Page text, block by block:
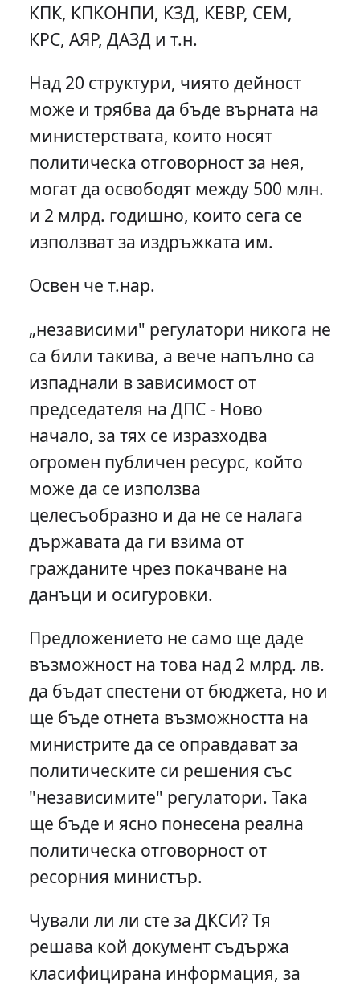
КПК, КПКОНПИ, КЗД, КЕВР, СЕМ,
КРС, АЯР, ДАЗД и т.н.
Над 20 структури, чиято дейност
може и трябва да бъде върната на
министерствата, които носят
политическа отговорност за нея,
могат да освободят между 500 млн.
и 2 млрд. годишно, които сега се
използват за издръжката им.
Освен че т.нар.
„независими" регулатори никога не
са били такива, а вече напълно са
изпаднали в зависимост от
председателя на ДПС - Ново
начало, за тях се изразходва
огромен публичен ресурс, който
може да се използва
целесъобразно и да не се налага
държавата да ги взима от
гражданите чрез покачване на
данъци и осигуровки.
Предложението не само ще даде
възможност на това над 2 млрд. лв.
да бъдат спестени от бюджета, но и
ще бъде отнета възможността на
министрите да се оправдават за
политическите си решения със
"независимите" регулатори. Така
ще бъде и ясно понесена реална
политическа отговорност от
ресорния министър.
Чували ли ли сте за ДКСИ? Тя
решава кой документ съдържа
класифицирана информация, за